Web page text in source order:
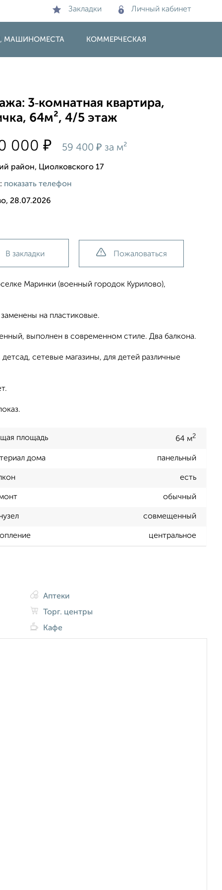
Закладки Личный кабинет
МАШИНОМЕСТА КОММЕРЧЕСКАЯ
3‑комнатная квартира,
64м², 4/5 этаж
000₽ 59 400₽ за м²
район, Циолковского 17
показать телефон
28.07.2026
В закладки Пожаловаться
Mаринки (вoенный горoдoк Курилoво),
на пластиковые.
выполнен в современном стиле. Два балкона.
сетевые магазины, для детей различные
площадь 64 м2
дома панельный
есть
обычный
совмещенный
центральное
Аптеки
Торг. центры
Кафе